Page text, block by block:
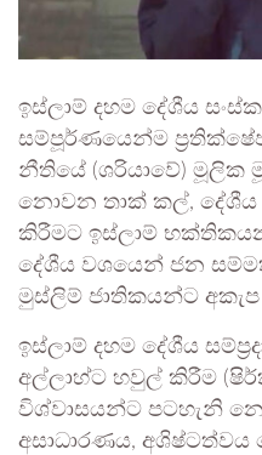
​ඉස්ලාම් දහම දේශීය
සම්පූර්ණයෙන්ම
නීතියේ (ශරියාවේ) මූලික
නොවන තාක් කල්,
කිරීමට ඉස්ලාම්
දේශීය වශයෙන් ජන
මුස්ලිම් ජාතිකයන්ට
​ඉස්ලාම් දහම දේශීය
අල්ලාහ්ට හවුල් කිරීම
විශ්වාසයන්ට පටහැනි
අසාධාරණය,